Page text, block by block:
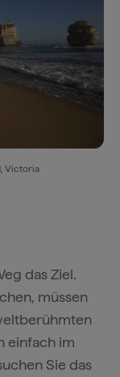
Victoria
das Ziel.
müssen
einfach im
Sie das